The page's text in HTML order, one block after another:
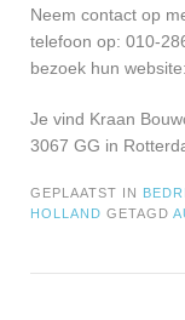
Neem contact op
telefoon op: 010-
bezoek hun website:
Je vind Kraan
3067 GG in
GEPLAATST IN
HOLLAND GETAGD